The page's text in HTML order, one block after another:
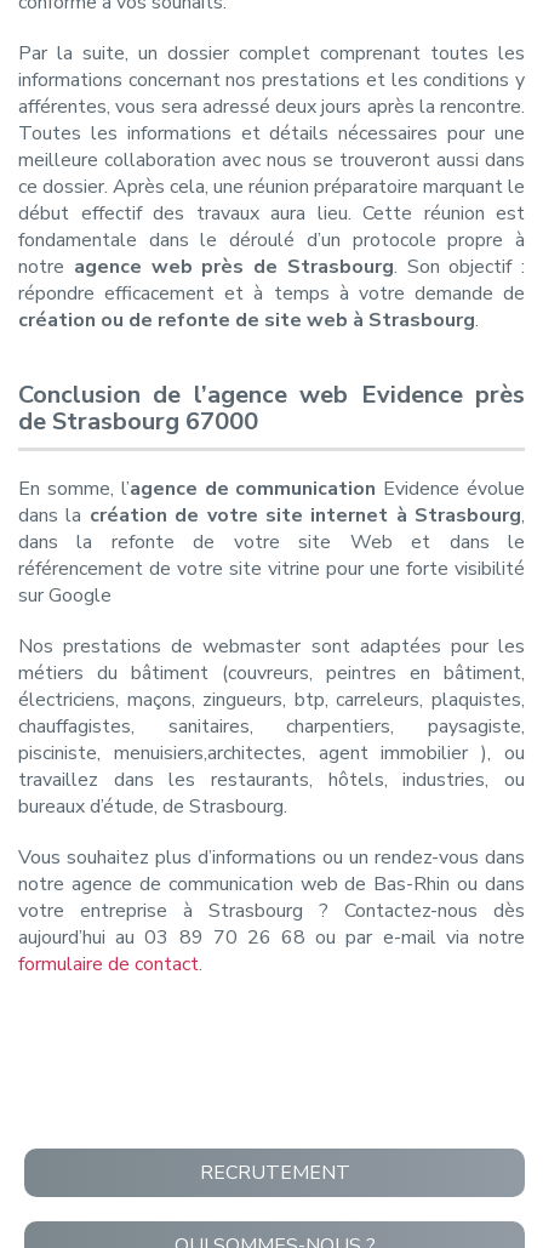
Par la suite, un dossier complet comprenant toutes les
informations concernant nos prestations et les conditions y
afférentes, vous sera adressé deux jours après la rencontre.
Toutes les informations et détails nécessaires pour une
meilleure collaboration avec nous se trouveront aussi dans
ce dossier. Après cela, une réunion préparatoire marquant le
début effectif des travaux aura lieu. Cette réunion est
fondamentale dans le déroulé d’un protocole propre à
notre agence web près de Strasbourg. Son objectif :
répondre efficacement et à temps à votre demande de
création ou de refonte de site web à Strasbourg.
Conclusion de l’agence web Evidence près
de Strasbourg 67000
En somme, l’agence de communication Evidence évolue
dans la création de votre site internet à Strasbourg,
dans la refonte de votre site Web et dans le
référencement de votre site vitrine pour une forte visibilité
sur Google
Nos prestations de webmaster sont adaptées pour les
métiers du bâtiment (couvreurs, peintres en bâtiment,
électriciens, maçons, zingueurs, btp, carreleurs, plaquistes,
chauffagistes, sanitaires, charpentiers, paysagiste,
pisciniste, menuisiers,architectes, agent immobilier ), ou
travaillez dans les restaurants, hôtels, industries, ou
bureaux d’étude, de Strasbourg.
Vous souhaitez plus d’informations ou un rendez-vous dans
notre agence de communication web de Bas-Rhin ou dans
votre entreprise à Strasbourg ? Contactez-nous dès
aujourd’hui au 03 89 70 26 68 ou par e-mail via notre
formulaire de contact.
RECRUTEMENT